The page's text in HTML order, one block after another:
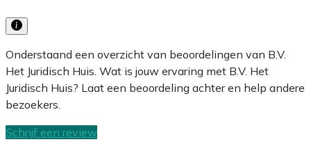
Onderstaand een overzicht van beoordelingen van B.V.
Het Juridisch Huis. Wat is jouw ervaring met B.V. Het
Juridisch Huis? Laat een beoordeling achter en help andere
bezoekers.
Schrijf een review